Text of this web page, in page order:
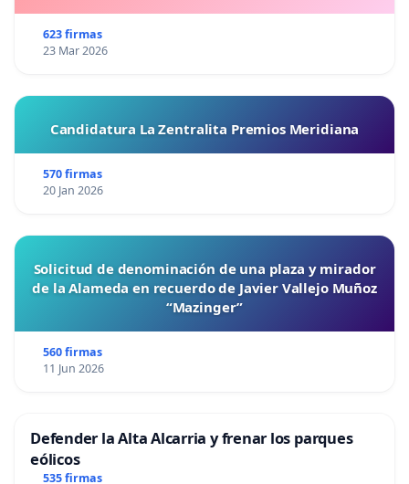
623 firmas
23 Mar 2026
Candidatura La Zentralita Premios Meridiana
570 firmas
20 Jan 2026
Solicitud de denominación de una plaza y mirador
de la Alameda en recuerdo de Javier Vallejo Muñoz
“Mazinger”
560 firmas
11 Jun 2026
Defender la Alta Alcarria y frenar los parques
eólicos
535 firmas